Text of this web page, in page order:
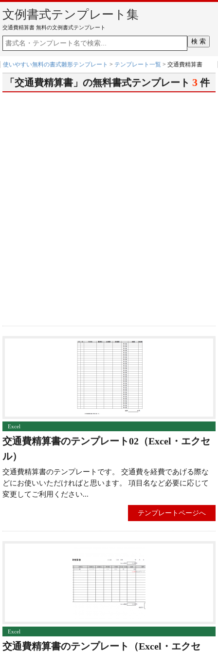
文例書式テンプレート集
交通費精算書 無料の文例書式テンプレート
使いやすい無料の書式雛形テンプレート > テンプレート一覧 > 交通費精算書
「交通費精算書」の無料書式テンプレート 3 件
Excel
交通費精算書のテンプレート02（Excel・エクセ
ル）
交通費精算書のテンプレートです。 交通費を経費であげる際な
どにお使いいただければと思います。 項目名など必要に応じて
変更してご利用ください...
テンプレートページへ
Excel
交通費精算書のテンプレート（Excel・エクセ